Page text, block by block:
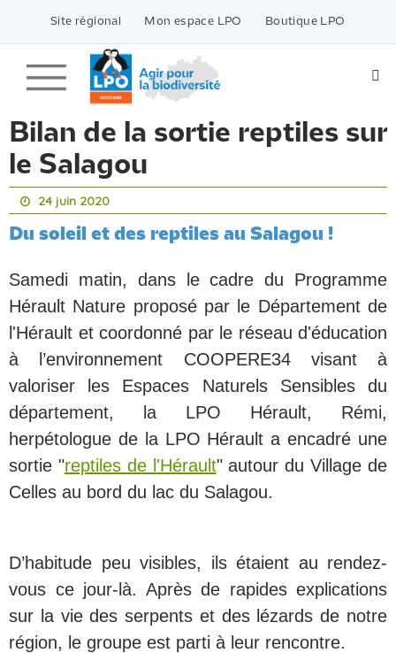
contenu
Site régional Mon espace LPO Boutique LPO
Bilan de la sortie reptiles sur
le Salagou
24 juin 2020
Du soleil et des reptiles au Salagou !
Samedi matin, dans le cadre du Programme
Hérault Nature proposé par le Département de
l'Hérault et coordonné par le réseau d'éducation
à l’environnement COOPERE34 visant à
valoriser les Espaces Naturels Sensibles du
département, la LPO Hérault, Rémi,
herpétologue de la LPO Hérault a encadré une
sortie "reptiles de l'Hérault" autour du Village de
Celles au bord du lac du Salagou.
D’habitude peu visibles, ils étaient au rendez-
vous ce jour-là. Après de rapides explications
sur la vie des serpents et des lézards de notre
région, le groupe est parti à leur rencontre.